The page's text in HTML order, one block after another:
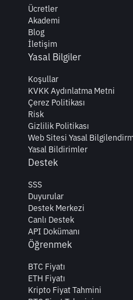
Ücretler
Akademi
Blog
İletişim
Yasal Bilgiler
Koşullar
KVKK Aydınlatma Metni
Çerez Politikası
Risk
Gizlilik Politikası
Web Sitesi Yasal
Yasal Bildirimler
Destek
SSS
Duyurular
Destek Merkezi
Canlı Destek
API Dokümanı
Öğrenmek
BTC Fiyatı
ETH Fiyatı
Kripto Fiyat Tahmini